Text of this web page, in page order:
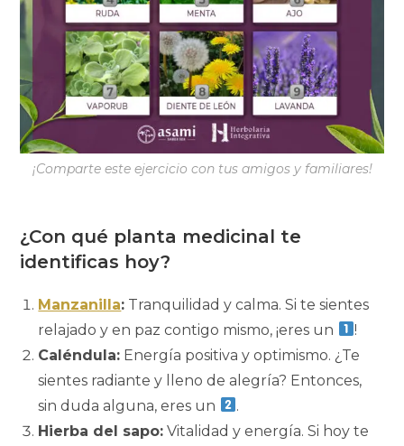
¡Comparte este ejercicio con tus amigos y familiares!
¿Con qué planta medicinal te
identificas hoy?
Manzanilla: Tranquilidad y calma. Si te sientes
relajado y en paz contigo mismo, ¡eres un
!
Caléndula: Energía positiva y optimismo. ¿Te
sientes radiante y lleno de alegría? Entonces,
sin duda alguna, eres un
.
Hierba del sapo: Vitalidad y energía. Si hoy te